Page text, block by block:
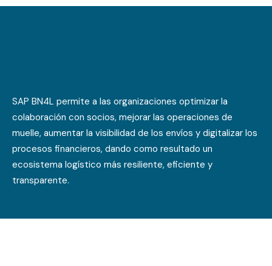
SAP BN4L permite a las organizaciones optimizar la
colaboración con socios, mejorar las operaciones de
muelle, aumentar la visibilidad de los envíos y digitalizar los
procesos financieros, dando como resultado un
ecosistema logístico más resiliente, eficiente y
transparente.